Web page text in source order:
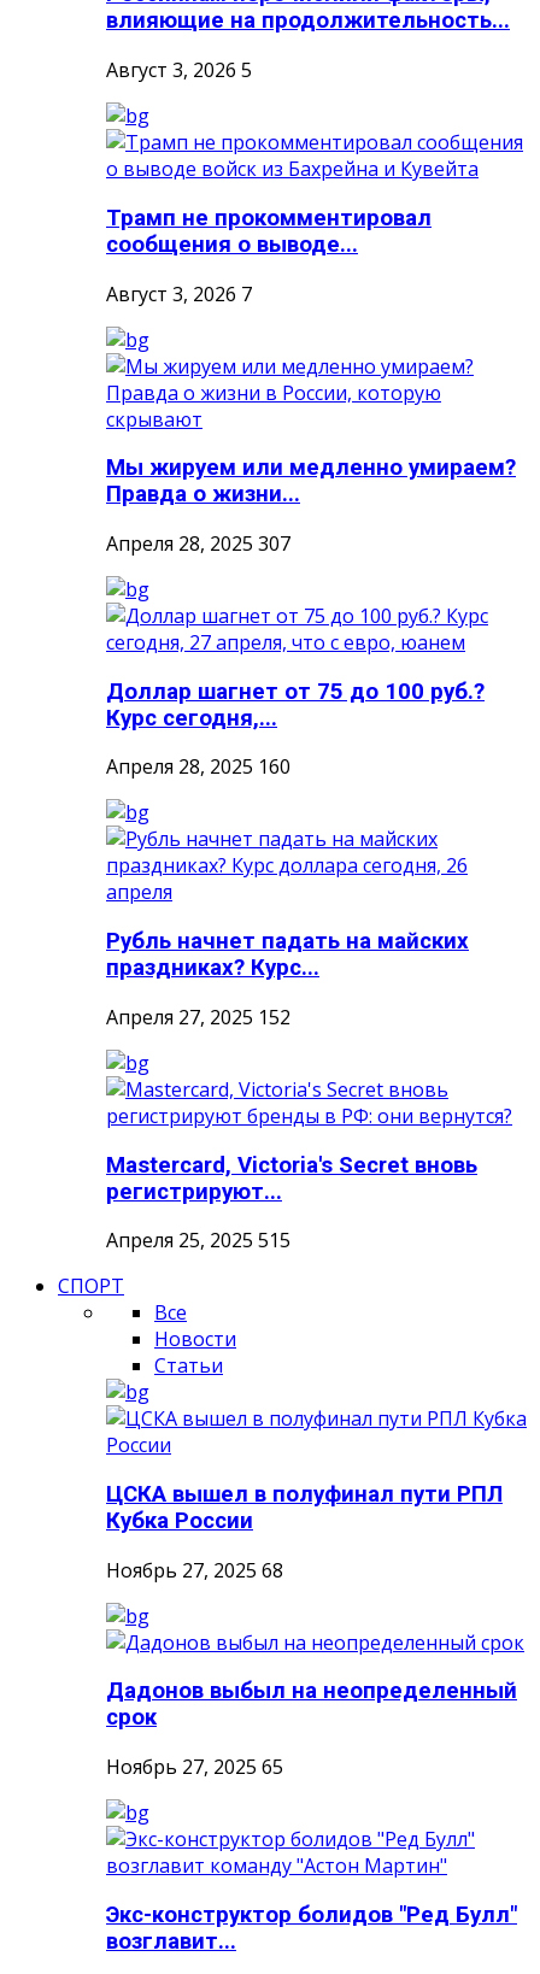
влияющие на продолжительность...
Август 3, 2026 5
Трамп не прокомментировал
сообщения о выводе...
Август 3, 2026 7
Мы жируем или медленно умираем?
Правда о жизни...
Апреля 28, 2025 307
Доллар шагнет от 75 до 100 руб.?
Курс сегодня,...
Апреля 28, 2025 160
Рубль начнет падать на майских
праздниках? Курс...
Апреля 27, 2025 152
Mastercard, Victoria's Secret вновь
регистрируют...
Апреля 25, 2025 515
СПОРТ
Все
Новости
Статьи
ЦСКА вышел в полуфинал пути РПЛ
Кубка России
Ноябрь 27, 2025 68
Дадонов выбыл на неопределенный
срок
Ноябрь 27, 2025 65
Экс-конструктор болидов "Ред Булл"
возглавит...